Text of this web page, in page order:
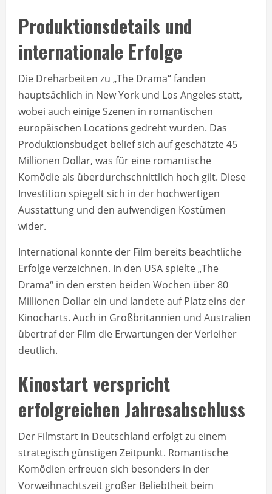
Produktionsdetails und
internationale Erfolge
Die Dreharbeiten zu „The Drama“ fanden
hauptsächlich in New York und Los Angeles statt,
wobei auch einige Szenen in romantischen
europäischen Locations gedreht wurden. Das
Produktionsbudget belief sich auf geschätzte 45
Millionen Dollar, was für eine romantische
Komödie als überdurchschnittlich hoch gilt. Diese
Investition spiegelt sich in der hochwertigen
Ausstattung und den aufwendigen Kostümen
wider.
International konnte der Film bereits beachtliche
Erfolge verzeichnen. In den USA spielte „The
Drama“ in den ersten beiden Wochen über 80
Millionen Dollar ein und landete auf Platz eins der
Kinocharts. Auch in Großbritannien und Australien
übertraf der Film die Erwartungen der Verleiher
deutlich.
Kinostart verspricht
erfolgreichen Jahresabschluss
Der Filmstart in Deutschland erfolgt zu einem
strategisch günstigen Zeitpunkt. Romantische
Komödien erfreuen sich besonders in der
Vorweihnachtszeit großer Beliebtheit beim